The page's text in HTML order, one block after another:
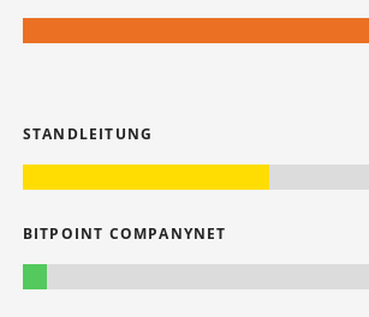
STANDLEITUNG
BITPOINT COMPANYNET